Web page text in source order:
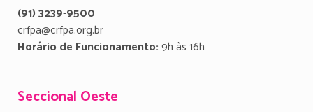
(91) 3239-9500
crfpa@crfpa.org.br
Horário de Funcionamento:9h às 16h
Seccional Oeste